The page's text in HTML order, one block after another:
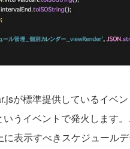
が標準提供しているイベン
うイベントで発火します
表示すべきスケジュール